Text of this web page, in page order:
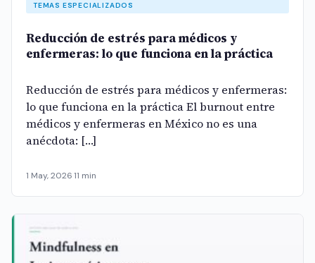
TEMAS ESPECIALIZADOS
Reducción de estrés para médicos y
enfermeras: lo que funciona en la práctica
Reducción de estrés para médicos y enfermeras:
lo que funciona en la práctica El burnout entre
médicos y enfermeras en México no es una
anécdota: […]
1 May, 202611 min